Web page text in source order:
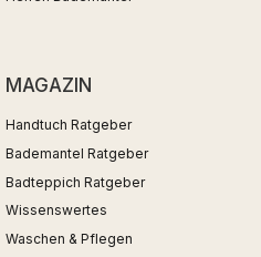
MAGAZIN
Handtuch Ratgeber
Bademantel Ratgeber
Badteppich Ratgeber
Wissenswertes
Waschen & Pflegen